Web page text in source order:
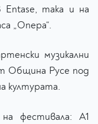
така и на
„Опера“.
музикални
Община Русе под
културата.
фестивала: А1